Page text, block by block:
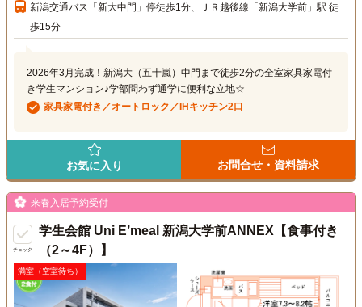
新潟交通バス「新大中門」停徒歩1分、ＪＲ越後線「新潟大学前」駅 徒
歩15分
2026年3月完成！新潟大（五十嵐）中門まで徒歩2分の全室家具家電付
き学生マンション♪学部問わず通学に便利な立地☆
家具家電付き／オートロック／IHキッチン2口
お気に入り お問合せ・資料請求
チェック
来春入居予約受付
学生会館 Uni E’meal 新潟大学前ANNEX【食事付き
（2～4F）】
満室（空室待ち）